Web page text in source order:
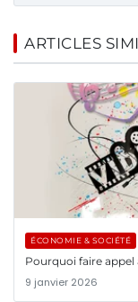
ARTICLES
ÉCONOMIE & SOCIÉTÉ
Pourquoi faire appel
9 janvier 2026